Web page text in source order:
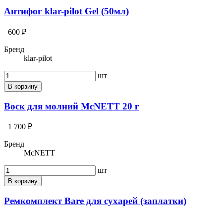
Антифог klar-pilot Gel (50мл)
600 ₽
Бренд
klar-pilot
шт
В корзину
Воск для молний McNETT 20 г
1 700 ₽
Бренд
McNETT
шт
В корзину
Ремкомплект Bare для сухарей (заплатки)